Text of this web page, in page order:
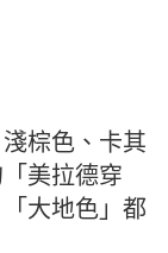
棕色、卡其
美拉德穿
大地色」都